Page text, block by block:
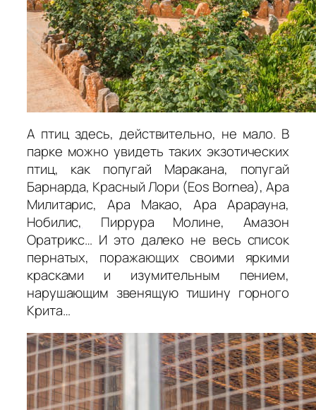
А птиц здесь, действительно, не мало. В
парке можно увидеть таких экзотических
птиц, как попугай Маракана, попугай
Барнарда, Красный Лори (Eos Bornea), Ара
Милитарис, Ара Макао, Ара Арарауна,
Нобилис, Пиррура Молине, Амазон
Оратрикс… И это далеко не весь список
пернатых, поражающих своими яркими
красками и изумительным пением,
нарушающим звенящую тишину горного
Крита…